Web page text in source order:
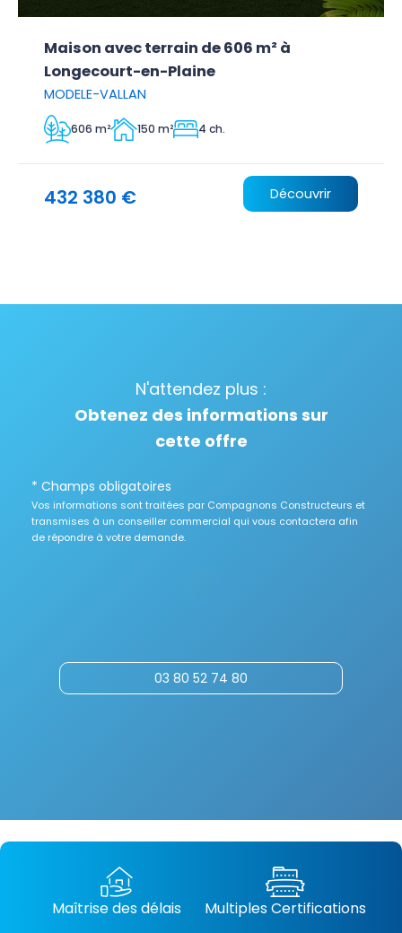
Maison avec terrain de 606 m² à
Longecourt-en-Plaine
MODELE-VALLAN
606 m² 150 m² 4 ch.
432 380 € Découvrir
N'attendez plus :
Obtenez des informations sur
cette offre
* Champs obligatoires
Vos informations sont traitées par Compagnons Constructeurs et
transmises à un conseiller commercial qui vous contactera afin
de répondre à votre demande.
03 80 52 74 80
Maîtrise des délais Multiples Certifications